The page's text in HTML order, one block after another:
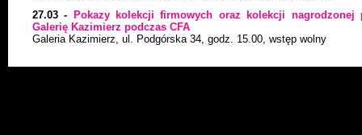
27.03 -
Pokazy kolekcji firmowych oraz kolekcji nagrodzonej
Galerię Kazimierz podczas CFA
Galeria Kazimierz, ul. Podgórska 34, godz. 15.00, wstęp wolny